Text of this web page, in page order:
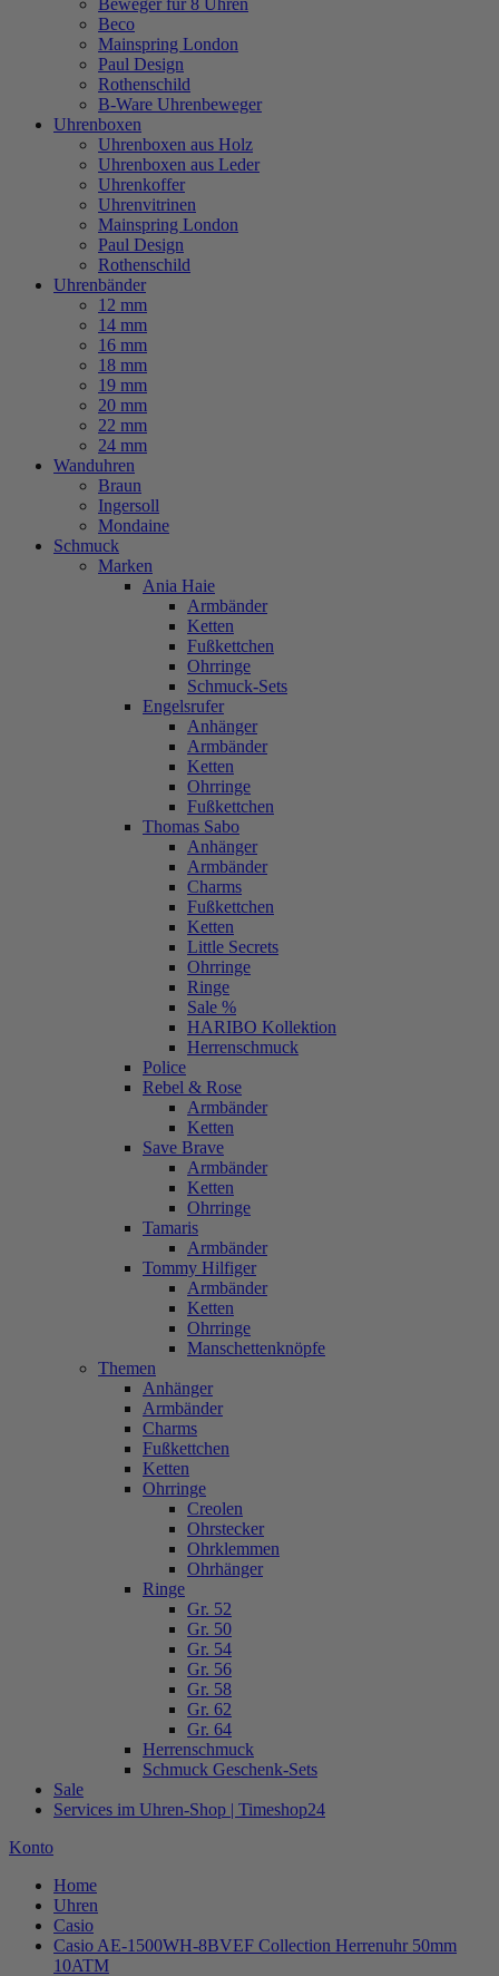
Beweger für 8 Uhren
Beco
Mainspring London
Paul Design
Rothenschild
B-Ware Uhrenbeweger
Uhrenboxen
Uhrenboxen aus Holz
Uhrenboxen aus Leder
Uhrenkoffer
Uhrenvitrinen
Mainspring London
Paul Design
Rothenschild
Uhrenbänder
12 mm
14 mm
16 mm
18 mm
19 mm
20 mm
22 mm
24 mm
Wanduhren
Braun
Ingersoll
Mondaine
Schmuck
Marken
Ania Haie
Armbänder
Ketten
Fußkettchen
Ohrringe
Schmuck-Sets
Engelsrufer
Anhänger
Armbänder
Ketten
Ohrringe
Fußkettchen
Thomas Sabo
Anhänger
Armbänder
Charms
Fußkettchen
Ketten
Little Secrets
Ohrringe
Ringe
Sale %
HARIBO Kollektion
Herrenschmuck
Police
Rebel & Rose
Armbänder
Ketten
Save Brave
Armbänder
Ketten
Ohrringe
Tamaris
Armbänder
Tommy Hilfiger
Armbänder
Ketten
Ohrringe
Manschettenknöpfe
Themen
Anhänger
Armbänder
Charms
Fußkettchen
Ketten
Ohrringe
Creolen
Ohrstecker
Ohrklemmen
Ohrhänger
Ringe
Gr. 52
Gr. 50
Gr. 54
Gr. 56
Gr. 58
Gr. 62
Gr. 64
Herrenschmuck
Schmuck Geschenk-Sets
Sale
Services im Uhren-Shop | Timeshop24
Konto
Home
Uhren
Casio
Casio AE-1500WH-8BVEF Collection Herrenuhr 50mm
10ATM